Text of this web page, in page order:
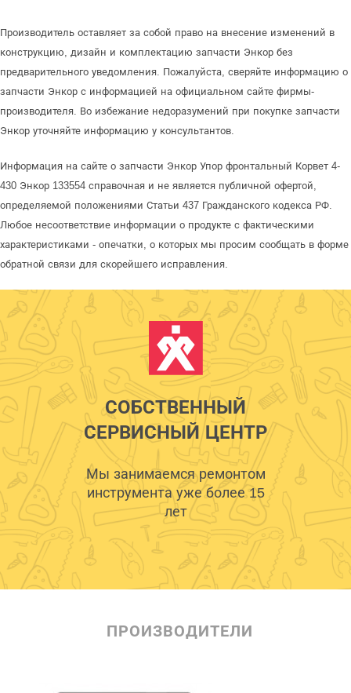
Производитель оставляет за собой право на внесение изменений в
конструкцию, дизайн и комплектацию запчасти Энкор без
предварительного уведомления. Пожалуйста, сверяйте информацию о
запчасти Энкор с информацией на официальном сайте фирмы-
производителя. Во избежание недоразумений при покупке запчасти
Энкор уточняйте информацию у консультантов.
Информация на сайте о запчасти Энкор Упор фронтальный Корвет 4-
430 Энкор 133554 справочная и не является публичной офертой,
определяемой положениями Статьи 437 Гражданского кодекса РФ.
Любое несоответствие информации о продукте с фактическими
характеристиками - опечатки, о которых мы просим сообщать в форме
обратной связи для скорейшего исправления.
СОБСТВЕННЫЙ
СЕРВИСНЫЙ ЦЕНТР
Мы занимаемся ремонтом
инструмента уже более 15
лет
ПРОИЗВОДИТЕЛИ